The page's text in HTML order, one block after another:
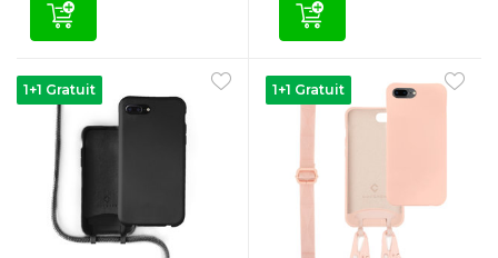
1+1 Gratuit 1+1 Gratuit